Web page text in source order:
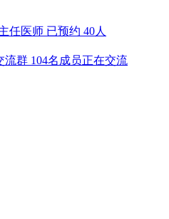
任医师 已预约 40人
流群 104名成员正在交流